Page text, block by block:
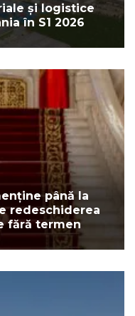
și logistice
în S1 2026
până la
redeschiderea
fără termen